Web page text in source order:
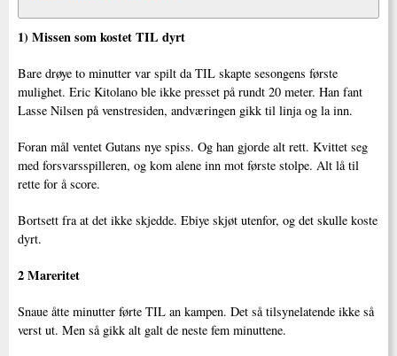
1) Missen som kostet TIL dyrt
Bare drøye to minutter var spilt da TIL skapte sesongens første
mulighet. Eric Kitolano ble ikke presset på rundt 20 meter. Han fant
Lasse Nilsen på venstresiden, andværingen gikk til linja og la inn.
Foran mål ventet Gutans nye spiss. Og han gjorde alt rett. Kvittet seg
med forsvarsspilleren, og kom alene inn mot første stolpe. Alt lå til
rette for å score.
Bortsett fra at det ikke skjedde. Ebiye skjøt utenfor, og det skulle koste
dyrt.
2 Mareritet
Snaue åtte minutter førte TIL an kampen. Det så tilsynelatende ikke så
verst ut. Men så gikk alt galt de neste fem minuttene.